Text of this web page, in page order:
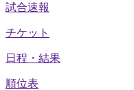
試合速報
チケット
日程・結果
順位表